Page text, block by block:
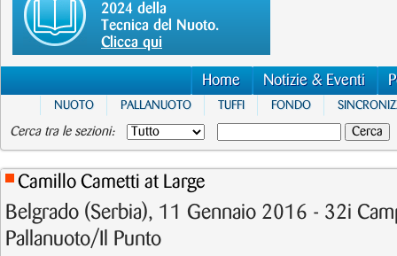
2024 della
Tecnica del Nuoto.
Clicca qui
Home Notizie & Eventi
NUOTO PALLANUOTO TUFFI FONDO
Cerca tra le sezioni:
Camillo Cametti at Large
Belgrado (Serbia), 11 Gennaio 2016 - 32i
Pallanuoto/Il Punto